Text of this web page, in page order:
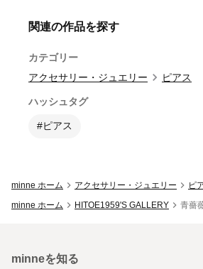
関連の作品を探す
カテゴリー
アクセサリー・ジュエリー
ピアス
ハッシュタグ
#ピアス
minne ホーム アクセサリー・ジュエリー ピ
minne ホーム
HITOE1959'S GALLERY 青薔
minneを知る